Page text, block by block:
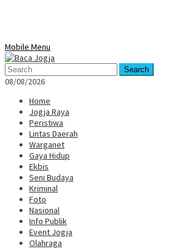
Mobile Menu
Search
08/08/2026
Home
Jogja Raya
Peristiwa
Lintas Daerah
Warganet
Gaya Hidup
Ekbis
Seni Budaya
Kriminal
Foto
Nasional
Info Publik
Event Jogja
Olahraga